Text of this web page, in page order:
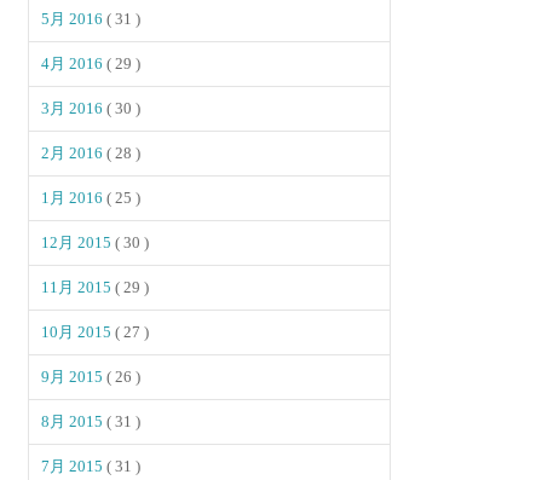
5月 2016( 31 )
4月 2016( 29 )
3月 2016( 30 )
2月 2016( 28 )
1月 2016( 25 )
12月 2015( 30 )
11月 2015( 29 )
10月 2015( 27 )
9月 2015( 26 )
8月 2015( 31 )
7月 2015( 31 )